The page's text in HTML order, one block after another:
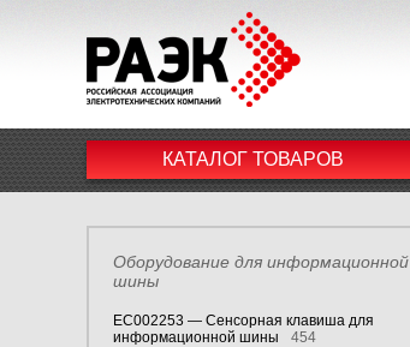
КАТАЛОГ ТОВАРОВ
Оборудование для информационной
шины
EC002253 — Сенсорная клавиша для
информационной шины
454